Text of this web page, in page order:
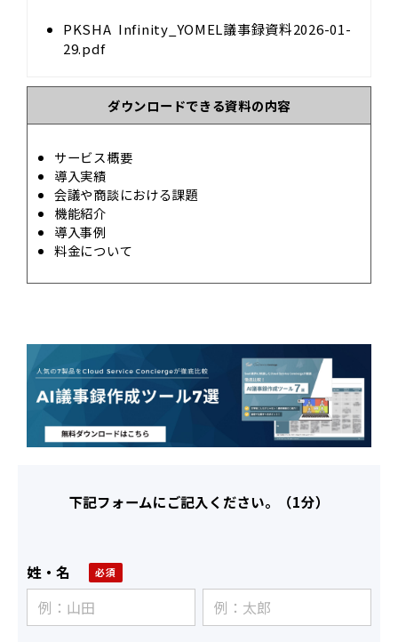
PKSHA Infinity_YOMEL議事録資料2026-01-
29.pdf
ダウンロードできる資料の内容
サービス概要
導入実績
会議や商談における課題
機能紹介
導入事例
料金について
下記フォームにご記入ください。（1分）
姓・名